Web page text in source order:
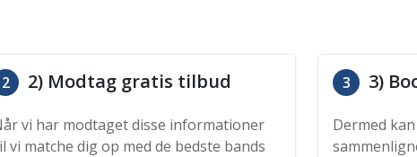
2 2) Modtag gratis tilbud
vi har modtaget disse informationer
vi matche dig op med de bedste bands
3 3)
Dermed